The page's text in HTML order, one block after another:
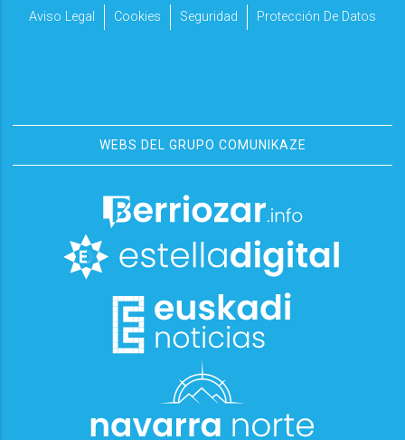
Aviso Legal
Cookies Seguridad Protección De Datos
WEBS DEL GRUPO COMUNIKAZE